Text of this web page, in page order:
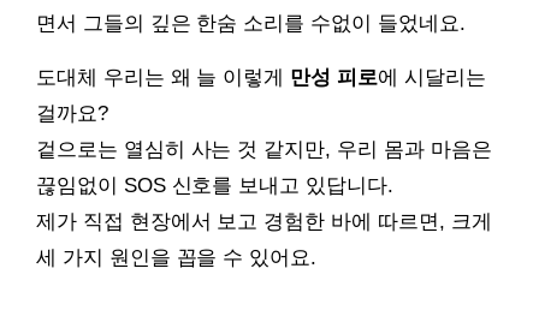
면서 그들의 깊은 한숨 소리를 수없이 들었네요.
도대체 우리는 왜 늘 이렇게 만성 피로에 시달리는
걸까요?
겉으로는 열심히 사는 것 같지만, 우리 몸과 마음은
끊임없이 SOS 신호를 보내고 있답니다.
제가 직접 현장에서 보고 경험한 바에 따르면, 크게
세 가지 원인을 꼽을 수 있어요.